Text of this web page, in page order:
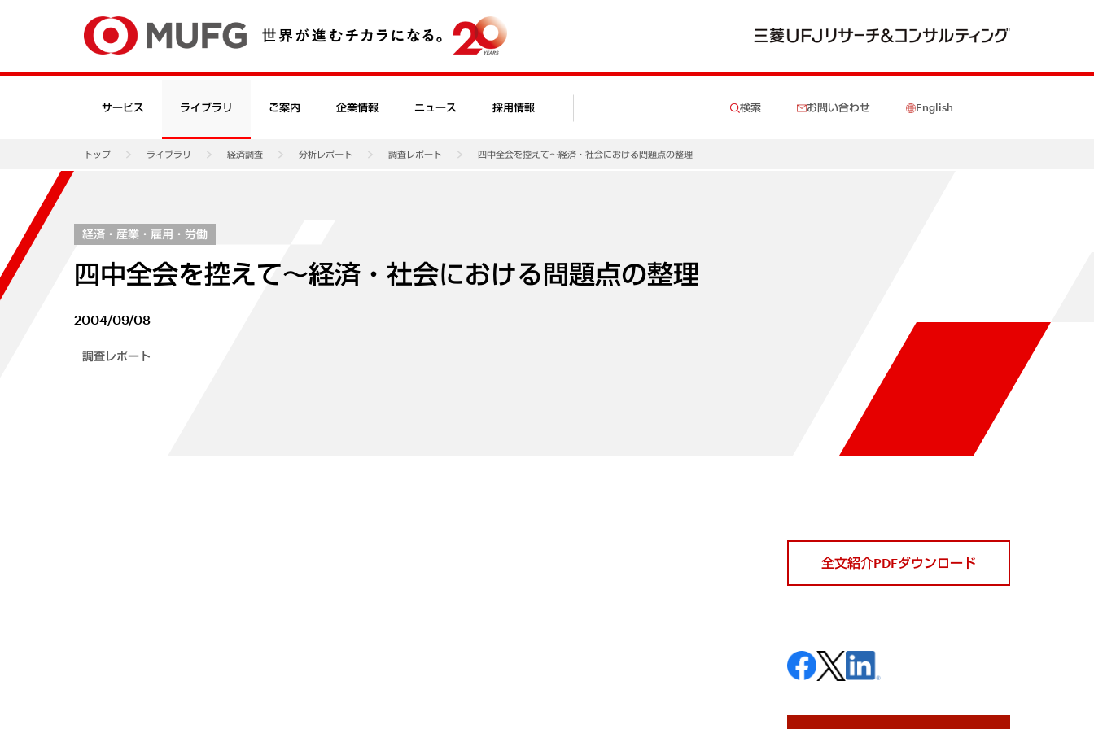
サービス ライブラリ ご案内 企業情報 ニュース 採用情報 検索 お問い合わせ English
トップ ライブラリ 経済調査 分析レポート 調査レポート 四中全会を控えて～経済・社会における問題点の整理
経済・産業・雇用・労働
四中全会を控えて～経済・社会における問題点の整理
2004/09/08
調査レポート
全文紹介PDFダウンロード